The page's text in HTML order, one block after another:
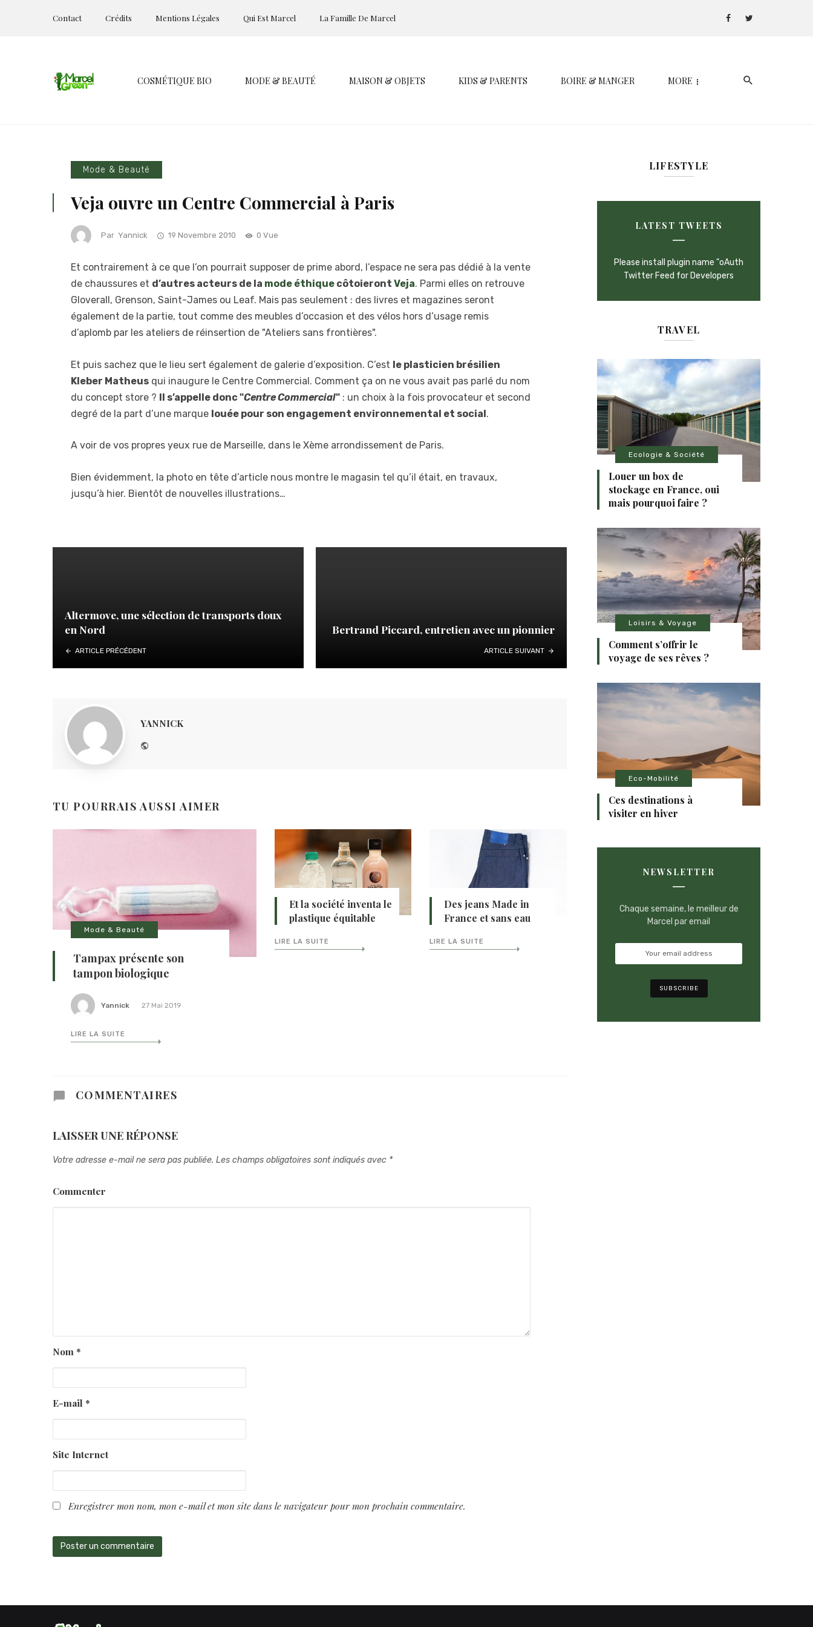
Contact Crédits Mentions Légales Qui Est Marcel La Famille De Marcel
COSMÉTIQUE BIO MODE & BEAUTÉ MAISON & OBJETS KIDS & PARENTS BOIRE & MANGER MORE
Mode & Beauté
Veja ouvre un Centre Commercial à Paris
Par Yannick 19 Novembre 2010 0 Vue
Et contrairement à ce que l’on pourrait supposer de prime abord, l’espace ne sera pas dédié à la vente
de chaussures et d’autres acteurs de la mode éthique côtoieront Veja. Parmi elles on retrouve
Gloverall, Grenson, Saint-James ou Leaf. Mais pas seulement : des livres et magazines seront
également de la partie, tout comme des meubles d’occasion et des vélos hors d’usage remis
d’aplomb par les ateliers de réinsertion de "Ateliers sans frontières".
Et puis sachez que le lieu sert également de galerie d’exposition. C’est le plasticien brésilien
Kleber Matheus qui inaugure le Centre Commercial. Comment ça on ne vous avait pas parlé du nom
du concept store ? Il s’appelle donc "Centre Commercial" : un choix à la fois provocateur et second
degré de la part d’une marque louée pour son engagement environnemental et social.
A voir de vos propres yeux rue de Marseille, dans le Xème arrondissement de Paris.
Bien évidemment, la photo en tête d’article nous montre le magasin tel qu’il était, en travaux,
jusqu’à hier. Bientôt de nouvelles illustrations…
Altermove, une sélection de transports doux
en Nord
ARTICLE PRÉCÉDENT
Bertrand Piccard, entretien avec un pionnier
ARTICLE SUIVANT
YANNICK
TU POURRAIS AUSSI AIMER
Mode & Beauté
Tampax présente son
tampon biologique
Yannick 27 Mai 2019
LIRE LA SUITE
Et la société inventa le
plastique équitable
LIRE LA SUITE
Des jeans Made in
France et sans eau
LIRE LA SUITE
COMMENTAIRES
LAISSER UNE RÉPONSE
Votre adresse e-mail ne sera pas publiée. Les champs obligatoires sont indiqués avec *
Commenter
Nom *
E-mail *
Site Internet
Enregistrer mon nom, mon e-mail et mon site dans le navigateur pour mon prochain commentaire.
LIFESTYLE
LATEST TWEETS
Please install plugin name "oAuth
Twitter Feed for Developers
TRAVEL
Ecologie & Société
Louer un box de
stockage en France, oui
mais pourquoi faire ?
Loisirs & Voyage
Comment s’offrir le
voyage de ses rêves ?
Eco-Mobilité
Ces destinations à
visiter en hiver
NEWSLETTER
Chaque semaine, le meilleur de
Marcel par email